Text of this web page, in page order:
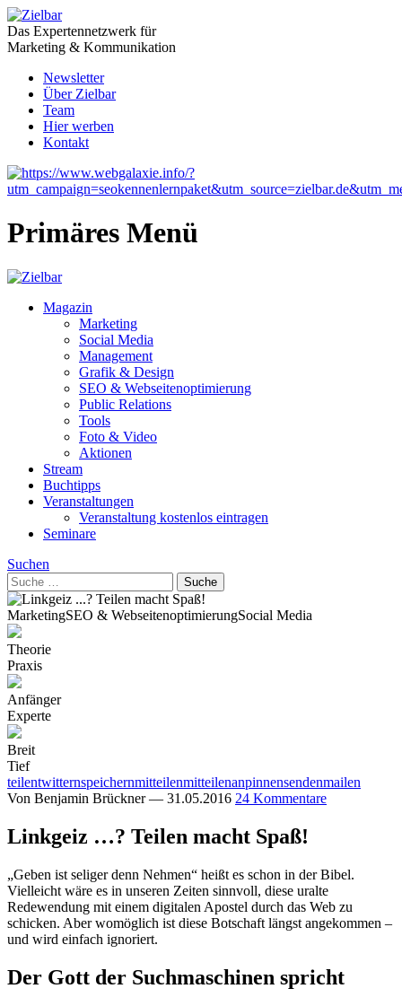
Das Expertennetzwerk für
Marketing & Kommunikation
Newsletter
Über Zielbar
Team
Hier werben
Kontakt
Primäres Menü
Magazin
Marketing
Social Media
Management
Grafik & Design
SEO & Webseitenoptimierung
Public Relations
Tools
Foto & Video
Aktionen
Stream
Buchtipps
Veranstaltungen
Veranstaltung kostenlos eintragen
Seminare
Suchen
MarketingSEO & WebseitenoptimierungSocial Media
Theorie
Praxis
Anfänger
Experte
Breit
Tief
teilentwitternspeichernmitteilenmitteilenanpinnensendenmailen
Von Benjamin Brückner— 31.05.2016 24 Kommentare
Linkgeiz …? Teilen macht Spaß!
„Geben ist seliger denn Nehmen“ heißt es schon in der Bibel.
Vielleicht wäre es in unseren Zeiten sinnvoll, diese uralte
Redewendung mit einem digitalen Apostel durch das Web zu
schicken. Aber womöglich ist diese Botschaft längst angekommen –
und wird einfach ignoriert.
Der Gott der Suchmaschinen spricht